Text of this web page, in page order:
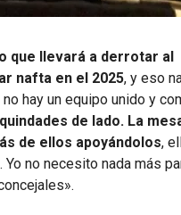
que llevará a derrotar al
nafta en el 2025, y eso
hay un equipo unido y
de lado. La
de ellos apoyándolos,
no necesito nada más